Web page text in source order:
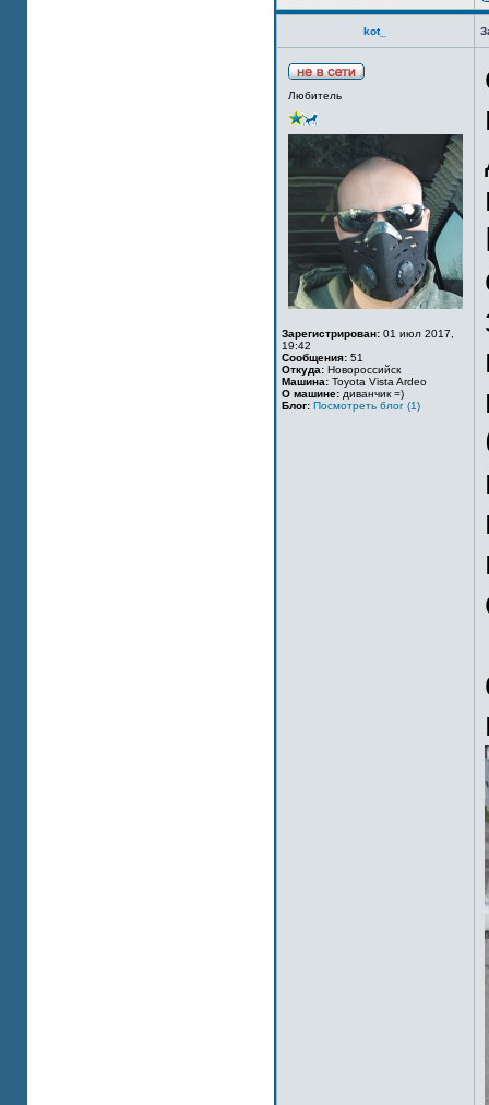
kot_
Любитель
Зарегистрирован: 01 июл 2017,
19:42
Сообщения: 51
Откуда: Новороссийск
Машина: Toyota Vista Ardeo
О машине: диванчик =)
Блог: Посмотреть блог (1)